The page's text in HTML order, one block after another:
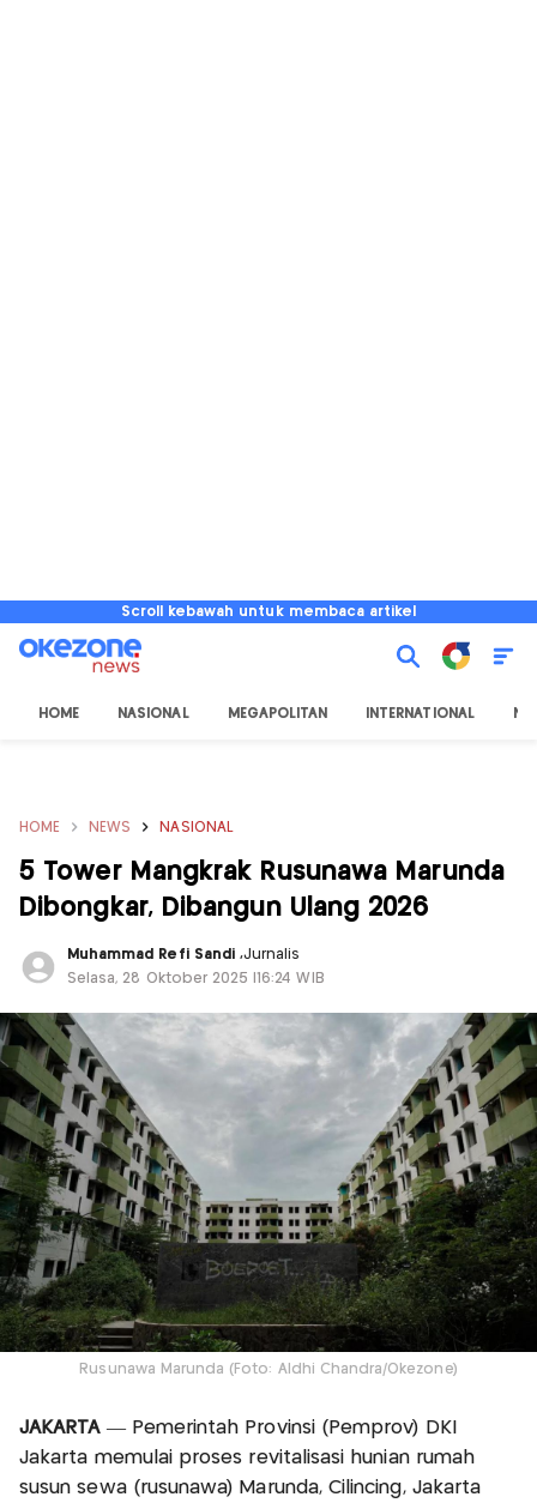
Scroll kebawah untuk membaca artikel
HOME NASIONAL MEGAPOLITAN INTERNATIONAL
HOME NEWS NASIONAL
5 Tower Mangkrak Rusunawa Marunda
Dibongkar, Dibangun Ulang 2026
Muhammad Refi Sandi ,Jurnalis
Selasa, 28 Oktober 2025 |16:24 WIB
Rusunawa Marunda (Foto: Aldhi Chandra/Okezone)
JAKARTA— Pemerintah Provinsi (Pemprov) DKI
Jakarta memulai proses revitalisasi hunian rumah
susun sewa (rusunawa) Marunda, Cilincing, Jakarta